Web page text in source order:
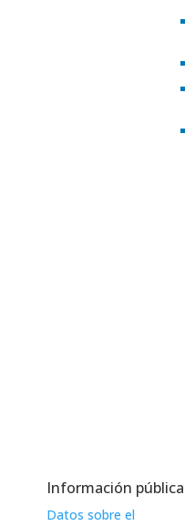
Información pública
Datos sobre el